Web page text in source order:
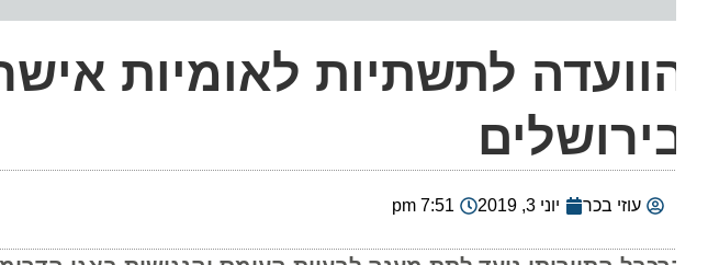
לתשתיות לאומיות
עוזי בכר יוני 3, 2019 7:51 pm